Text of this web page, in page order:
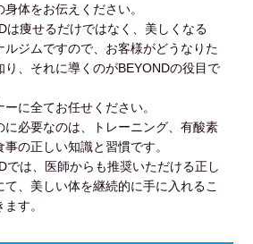
身体をお伝えください。
は痩せるだけではなく、美しくなる
ルジムですので、お客様がどうなりた
り、それに導くのがBEYONDの役目で
ーに全てお任せください。
に必要なのは、トレーニング、有酸素
事の正しい知識と習慣です。
では、医師からも推奨いただける正し
て、美しい体を継続的に手に入れるこ
す。